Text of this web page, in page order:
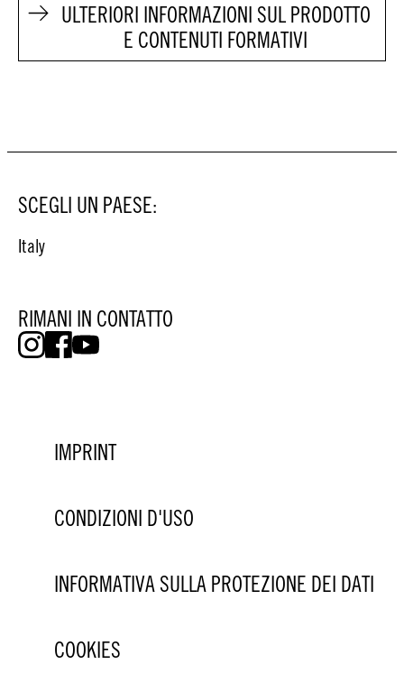
ULTERIORI INFORMAZIONI SUL PRODOTTO
E CONTENUTI FORMATIVI
SCEGLI UN PAESE:
Italy
RIMANI IN CONTATTO
IMPRINT
CONDIZIONI D'USO
INFORMATIVA SULLA PROTEZIONE DEI DATI
COOKIES